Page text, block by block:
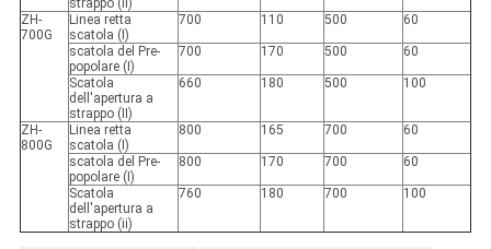
strappo (II)
ZH-
700G
Linea retta
scatola (I)
700 110 500 60
scatola del Pre-
popolare (I)
700 170 500 60
Scatola
dell'apertura a
strappo (II)
660 180 500 100
ZH-
800G
Linea retta
scatola (I)
800 165 700 60
scatola del Pre-
popolare (I)
800 170 700 60
Scatola
dell'apertura a
strappo (ii)
760 180 700 100